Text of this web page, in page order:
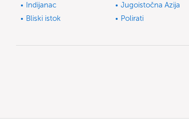
Indijanac
Jugoistočna Azija
Bliski istok
Polirati